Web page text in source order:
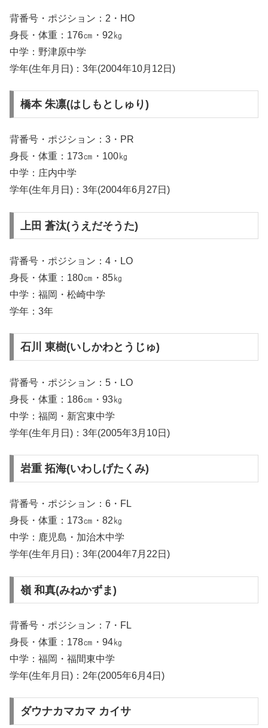
背番号・ポジション：2・HO
身長・体重：176㎝・92㎏
中学：野津原中学
学年(生年月日)：3年(2004年10月12日)
橋本 朱凛(はしもとしゅり)
背番号・ポジション：3・PR
身長・体重：173㎝・100㎏
中学：庄内中学
学年(生年月日)：3年(2004年6月27日)
上田 蒼汰(うえだそうた)
背番号・ポジション：4・LO
身長・体重：180㎝・85㎏
中学：福岡・松崎中学
学年：3年
石川 東樹(いしかわとうじゅ)
背番号・ポジション：5・LO
身長・体重：186㎝・93㎏
中学：福岡・新宮東中学
学年(生年月日)：3年(2005年3月10日)
岩重 拓海(いわしげたくみ)
背番号・ポジション：6・FL
身長・体重：173㎝・82㎏
中学：鹿児島・加治木中学
学年(生年月日)：3年(2004年7月22日)
嶺 和真(みねかずま)
背番号・ポジション：7・FL
身長・体重：178㎝・94㎏
中学：福岡・福間東中学
学年(生年月日)：2年(2005年6月4日)
ダウナカマカマ カイサ